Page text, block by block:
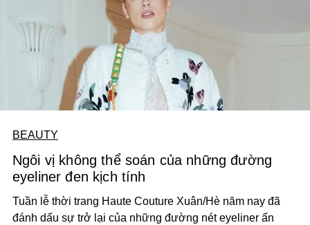
BEAUTY
Ngôi vị không thể soán của những đường
eyeliner đen kịch tính
Tuần lễ thời trang Haute Couture Xuân/Hè năm nay đã
đánh dấu sự trở lại của những đường nét eyeliner ấn